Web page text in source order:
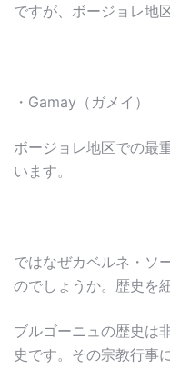
ですが、ボージョレ地
・Gamay（ガメイ）
ボージョレ地区での最
います。
ではなぜカベルネ・ソ
のでしょうか。歴史を
ブルゴーニュの歴史は
史です。その宗教行事